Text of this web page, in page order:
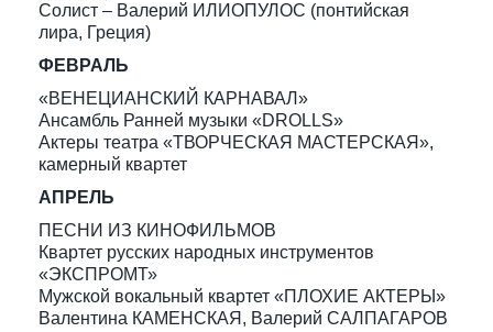
Солист – Валерий ИЛИОПУЛОС (понтийская
лира, Греция)
ФЕВРАЛЬ
«ВЕНЕЦИАНСКИЙ КАРНАВАЛ»
Ансамбль Ранней музыки «DROLLS»
Актеры театра «ТВОРЧЕСКАЯ МАСТЕРСКАЯ»,
камерный квартет
АПРЕЛЬ
ПЕСНИ ИЗ КИНОФИЛЬМОВ
Квартет русских народных инструментов
«ЭКСПРОМТ»
Мужской вокальный квартет «ПЛОХИЕ АКТЕРЫ»
Валентина КАМЕНСКАЯ, Валерий САЛПАГАРОВ